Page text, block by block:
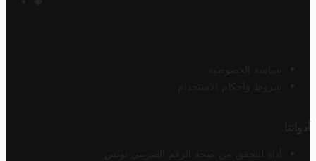
سياسة الخصوصية
شروط وأحكام الاستخدام
أدواتنا
أداة التحقق من صحة الرقم الضريبي تونس